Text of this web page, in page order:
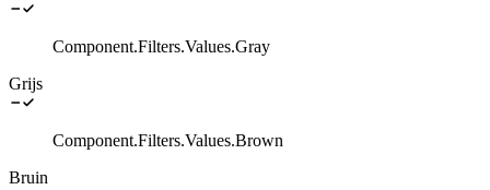
Component.Filters.Values.Gray
Grijs
Component.Filters.Values.Brown
Bruin